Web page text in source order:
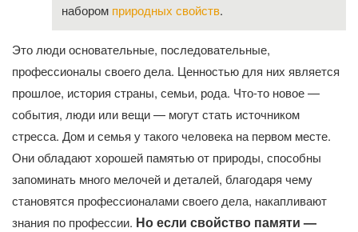
набором природных свойств.
Это люди основательные, последовательные,
профессионалы своего дела. Ценностью для них является
прошлое, история страны, семьи, рода. Что-то новое —
события, люди или вещи — могут стать источником
стресса. Дом и семья у такого человека на первом месте.
Они обладают хорошей памятью от природы, способны
запоминать много мелочей и деталей, благодаря чему
становятся профессионалами своего дела, накапливают
знания по профессии. Но если свойство памяти —